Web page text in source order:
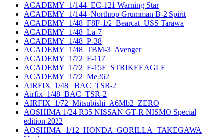
ACADEMY_1/144_EC-121 Warning Star
ACADEMY_1/144_Northrop Grumman B-2 Spirit
ACADEMY_1/48_F8F-1/2_Bearcat_USS Tarawa
ACADEMY_1/48_La-7
ACADEMY_1/48_P-38
ACADEMY_1/48_TBM-3_Avenger
ACADEMY_1/72_F-117
ACADEMY_1/72_F-15E_STRIKEEAGLE
ACADEMY_1/72_Me262
AIRFIX_1/48_ BAC_TSR-2
Airfix_1/48_BAC_TSR-2
AIRFIX_1/72_Mitsubishi_A6Mb2_ZERO
AOSHIMA 1/24 R35 NISSAN GT-R NISMO Special
edition 2022
AOSHIMA_1/12_HONDA_GORILLA_TAKEGAWA